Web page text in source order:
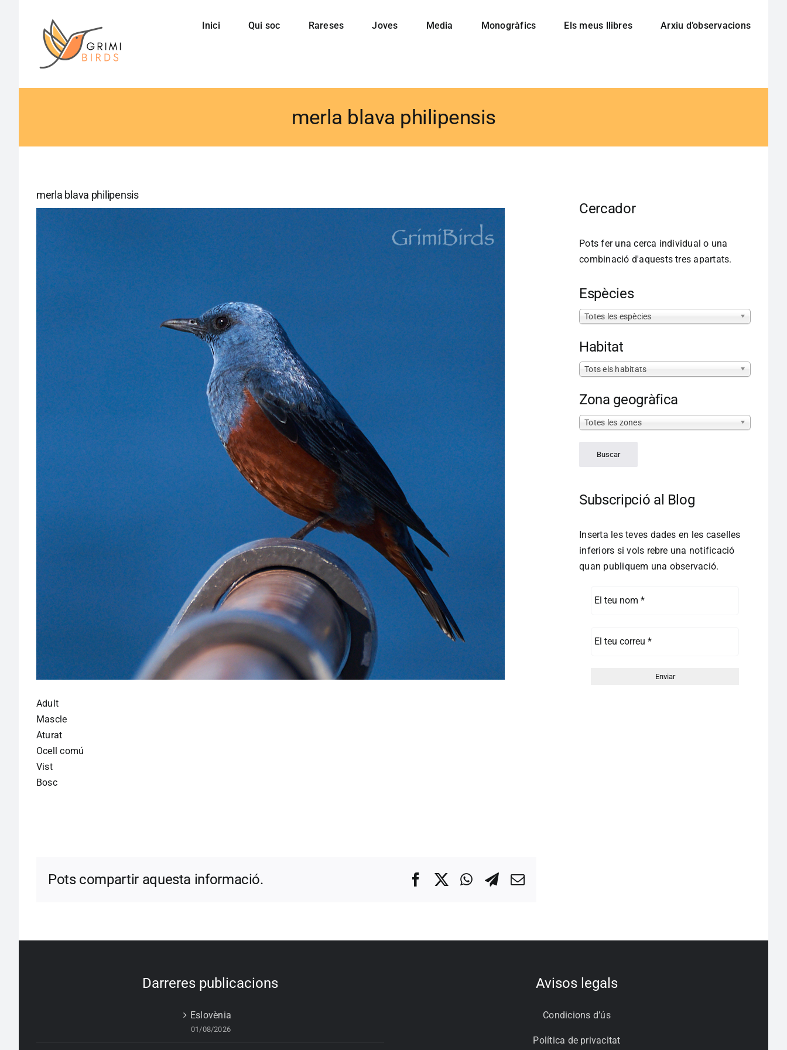
Inici Qui soc Rareses Joves Media Monogràfics Els meus llibres Arxiu d’observacions
merla blava philipensis
merla blava philipensis
Adult
Mascle
Aturat
Ocell comú
Vist
Bosc
Pots compartir aquesta informació. FacebookWhatsApp
Telegram
Correo
Cercador
Pots fer una cerca individual o una
combinació d'aquests tres apartats.
Espècies
Totes les espècies
Habitat
Tots els habitats
Zona geogràfica
Totes les zones
Subscripció al Blog
Inserta les teves dades en les caselles
inferiors si vols rebre una notificació
quan publiquem una observació.
Darreres publicacions
Eslovènia
01/08/2026
Avisos legals
Condicions d’ús
Política de privacitat